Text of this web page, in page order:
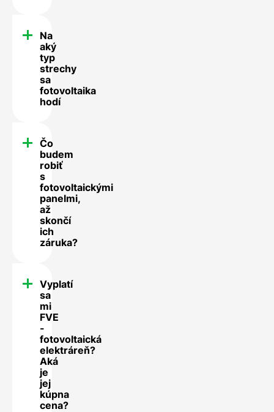
Na
aký
typ
strechy
sa
fotovoltaika
hodí
Čo
budem
robiť
s
fotovoltaickými
panelmi,
až
skončí
ich
záruka?
Vyplatí
sa
mi
FVE
-
fotovoltaická
elektráreň?
Aká
je
jej
kúpna
cena?